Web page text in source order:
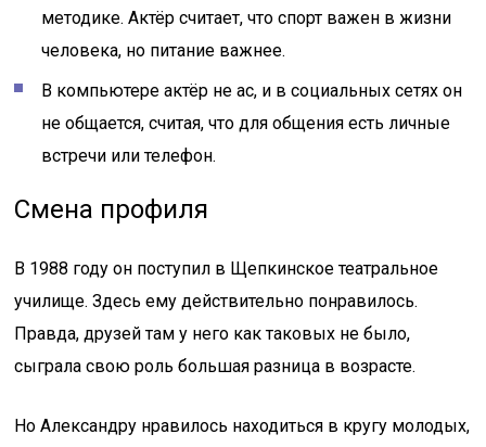
методике. Актёр считает, что спорт важен в жизни
человека, но питание важнее.
В компьютере актёр не ас, и в социальных сетях он
не общается, считая, что для общения есть личные
встречи или телефон.
Смена профиля
В 1988 году он поступил в Щепкинское театральное
училище. Здесь ему действительно понравилось.
Правда, друзей там у него как таковых не было,
сыграла свою роль большая разница в возрасте.
Но Александру нравилось находиться в кругу молодых,